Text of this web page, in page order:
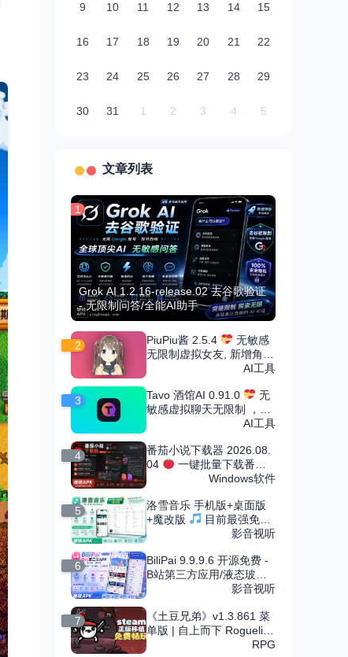
9 10 11 12 13 14 15
16 17 18 19 20 21 22
23 24 25 26 27 28 29
30 31 1 2 3 4 5
文章列表
1
Grok AI 1.2.16-release.02 去谷歌验证
- 无限制问答/全能AI助手
2 PiuPiu酱 2.5.4
无敏感
无限制虚拟女友, 新增角色
AI工具
3 Tavo 酒馆AI 0.91.0
无
敏感虚拟聊天无限制 ，可
AI工具
4
番茄小说下载器 2026.08.
04
一键批量下载番茄
Windows软件
5
洛雪音乐 手机版+桌面版
+魔改版
目前最强免费
音乐软件，支持无损下载
影音视听
6
BiliPai 9.9.9.6 开源免费 -
B站第三方应用/液态玻璃
影音视听
7
《土豆兄弟》v1.3.861 菜
单版 | 自上而下 Roguelike
RPG